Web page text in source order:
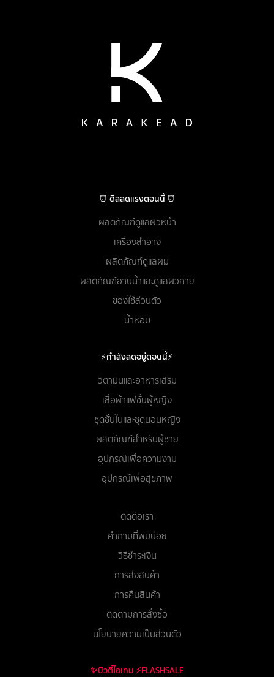
⏰ ดีลลดแรงตอนนี้ ⏰
ผลิตภัณฑ์ดูแลผิวหน้า
เครื่องสำอาง
ผลิตภัณฑ์ดูแลผม
ผลิตภัณฑ์อาบน้ำและดูแลผิวกาย
ของใช้ส่วนตัว
น้ำหอม
⚡กำลังลดอยู่ตอนนี้⚡
วิตามินและอาหารเสริม
เสื้อผ้าแฟชั่นผู้หญิง
ชุดชั้นในและชุดนอนหญิง
ผลิตภัณฑ์สำหรับผู้ชาย
อุปกรณ์เพื่อความงาม
อุปกรณ์เพื่อสุขภาพ
ติดต่อเรา
คำถามที่พบบ่อย
วิธีชำระเงิน
การส่งสินค้า
การคืนสินค้า
ติดตามการสั่งซื้อ
นโยบายความเป็นส่วนตัว
✨บิวตี้ไอเทม ⚡FLASHSALE